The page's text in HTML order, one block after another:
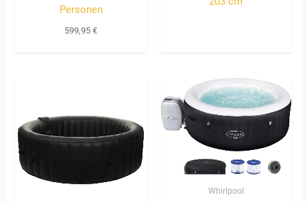
Personen
599,95€
Whirlpool